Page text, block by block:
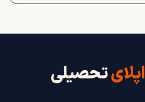
اپلایتحصیلی